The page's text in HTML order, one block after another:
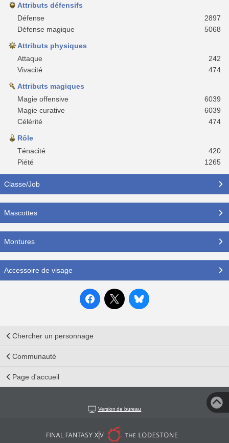
Attributs défensifs
Défense
2897
Défense magique
5068
Attributs physiques
Attaque
242
Vivacité
474
Attributs magiques
Magie offensive
6039
Magie curative
6039
Célérité
474
Rôle
Ténacité
420
Piété
1265
Classe/Job
Mascottes
Montures
Accessoire de visage
Chercher un personnage
Communauté
Page d'accueil
Version de bureau